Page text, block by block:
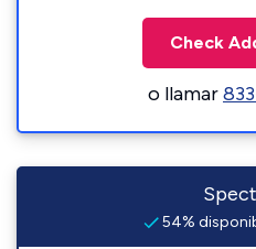
Check
o llamar
54%